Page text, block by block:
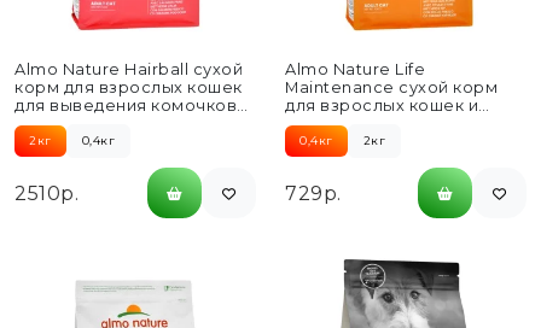
Almo Nature Hairball сухой
корм для взрослых кошек
для выведения комочков
шерсти из желудка,...
2кг 0,4кг
2510р.
Almo Nature Life
Maintenance сухой корм
для взрослых кошек и
коричневым рисом, со
свежей...
0,4кг 2кг
729р.